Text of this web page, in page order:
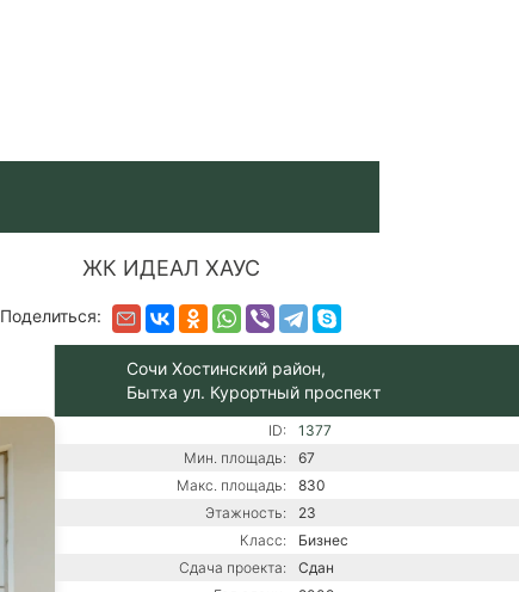
ЖК ИДЕАЛ ХАУС
Поделиться:
Сочи Хостинский район,
Бытха ул. Курортный проспект
ID:
1377
Мин. площадь:
67
Макс. площадь:
830
Этажность:
23
Класс:
Бизнес
Сдача проекта:
Сдан